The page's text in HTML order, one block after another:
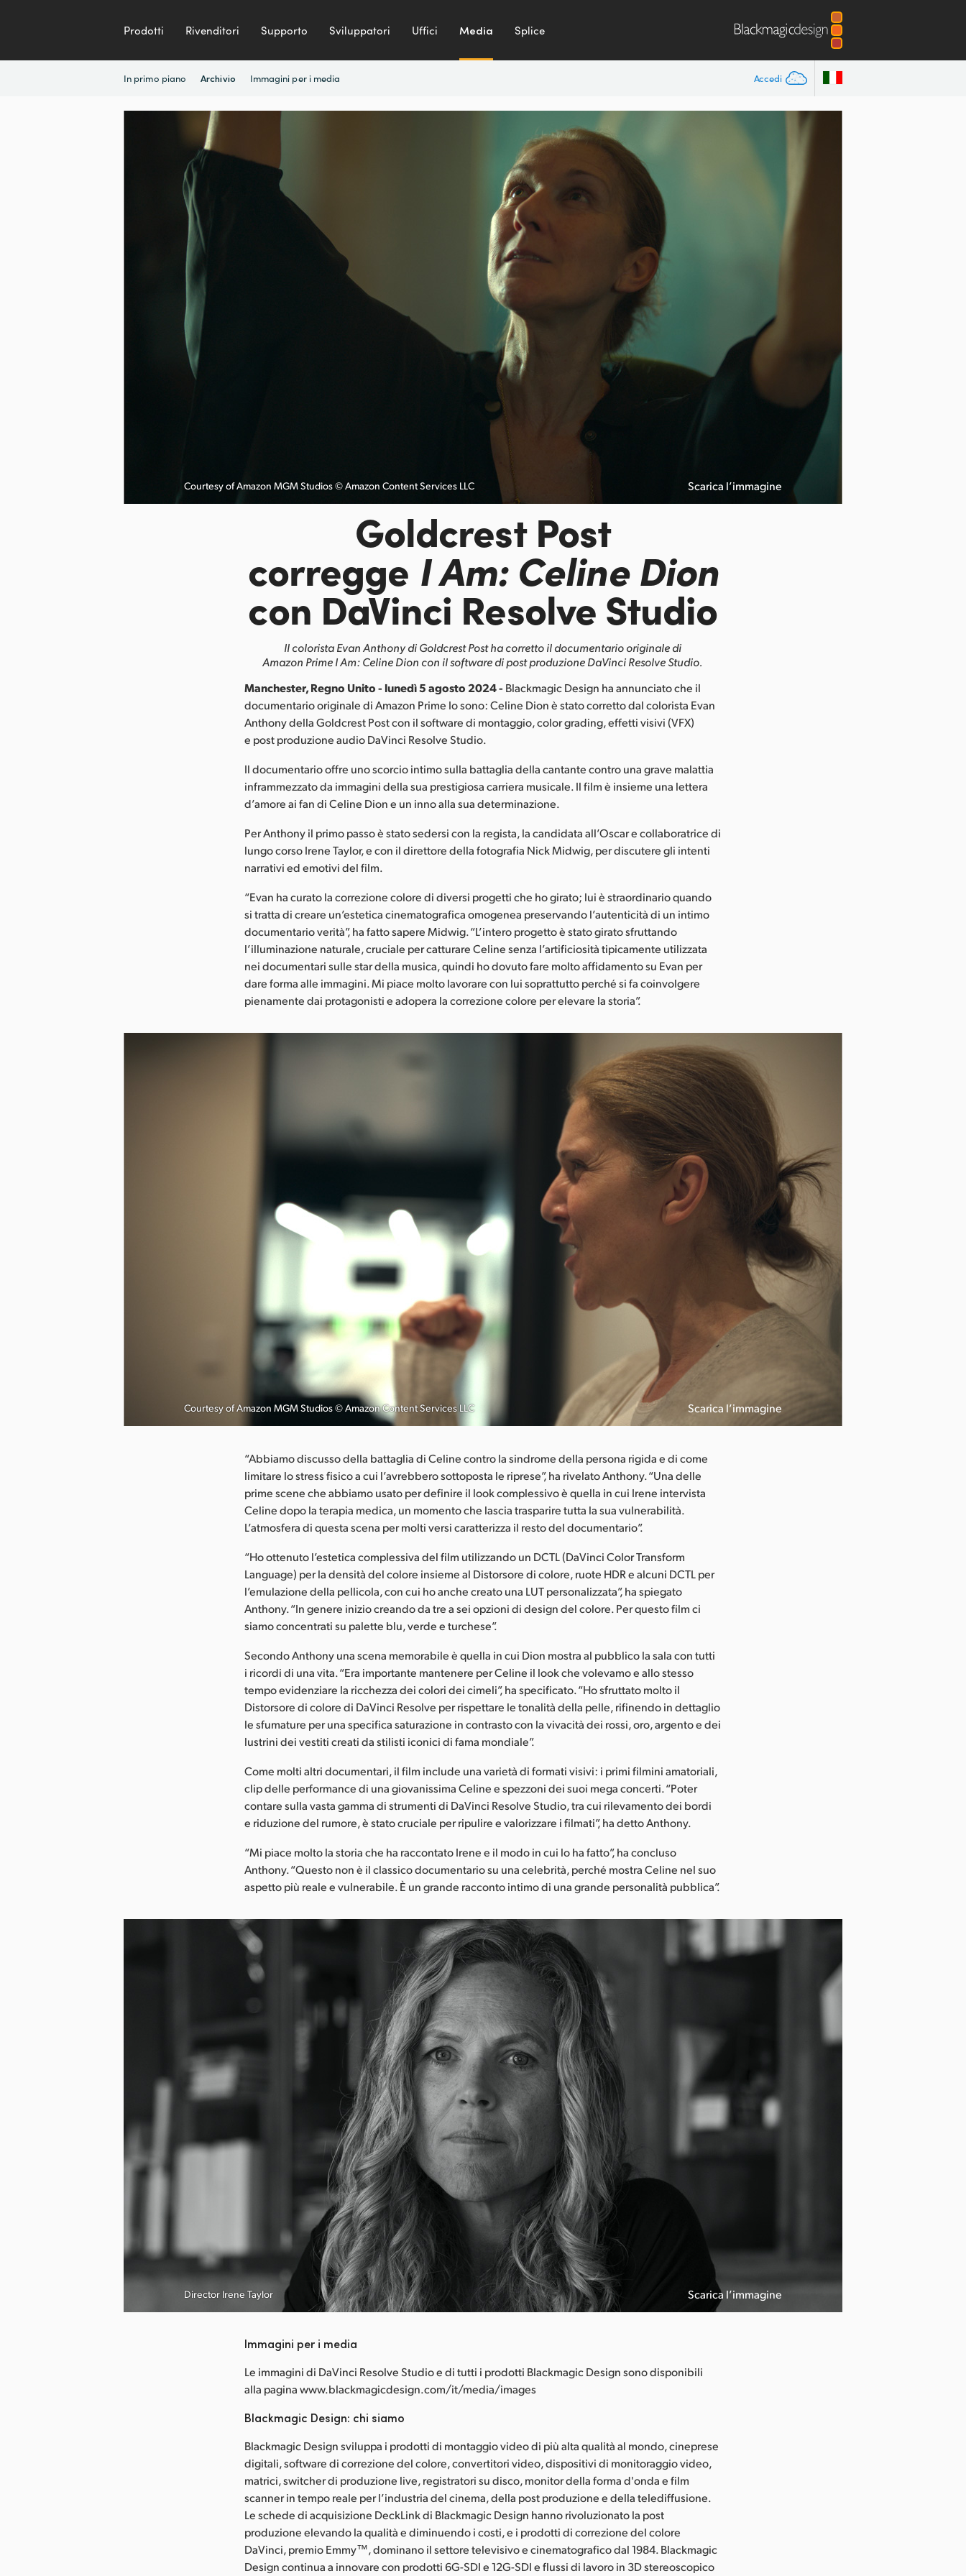
Prodotti Rivenditori Supporto Sviluppatori Uffici Media Splice
Accedi
In primo piano Archivio Immagini per i media
Courtesy of Amazon MGM Studios © Amazon Content Services LLC Scarica l’immagine
Goldcrest Post
corregge I Am: Celine Dion
con DaVinci Resolve Studio
Il colorista Evan Anthony di Goldcrest Post ha corretto il documentario originale di
Amazon Prime I Am: Celine Dion con il software di post produzione DaVinci Resolve Studio.
Manchester, Regno Unito - lunedì 5 agosto 2024 - Blackmagic Design ha annunciato che il
documentario originale di Amazon Prime Io sono: Celine Dion è stato corretto dal colorista Evan
Anthony della Goldcrest Post con il software di montaggio, color grading, effetti visivi (VFX)
e post produzione audio DaVinci Resolve Studio.
Il documentario offre uno scorcio intimo sulla battaglia della cantante contro una grave malattia
inframmezzato da immagini della sua prestigiosa carriera musicale. Il film è insieme una lettera
d’amore ai fan di Celine Dion e un inno alla sua determinazione.
Per Anthony il primo passo è stato sedersi con la regista, la candidata all’Oscar e collaboratrice di
lungo corso Irene Taylor, e con il direttore della fotografia Nick Midwig, per discutere gli intenti
narrativi ed emotivi del film.
“Evan ha curato la correzione colore di diversi progetti che ho girato; lui è straordinario quando
si tratta di creare un’estetica cinematografica omogenea preservando l’autenticità di un intimo
documentario verità”, ha fatto sapere Midwig. “L’intero progetto è stato girato sfruttando
l’illuminazione naturale, cruciale per catturare Celine senza l’artificiosità tipicamente utilizzata
nei documentari sulle star della musica, quindi ho dovuto fare molto affidamento su Evan per
dare forma alle immagini. Mi piace molto lavorare con lui soprattutto perché si fa coinvolgere
pienamente dai protagonisti e adopera la correzione colore per elevare la storia”.
Courtesy of Amazon MGM Studios © Amazon Content Services LLC Scarica l’immagine
“Abbiamo discusso della battaglia di Celine contro la sindrome della persona rigida e di come
limitare lo stress fisico a cui l’avrebbero sottoposta le riprese”, ha rivelato Anthony. “Una delle
prime scene che abbiamo usato per definire il look complessivo è quella in cui Irene intervista
Celine dopo la terapia medica, un momento che lascia trasparire tutta la sua vulnerabilità.
L’atmosfera di questa scena per molti versi caratterizza il resto del documentario”.
“Ho ottenuto l’estetica complessiva del film utilizzando un DCTL (DaVinci Color Transform
Language) per la densità del colore insieme al Distorsore di colore, ruote HDR e alcuni DCTL per
l’emulazione della pellicola, con cui ho anche creato una LUT personalizzata”, ha spiegato
Anthony. “In genere inizio creando da tre a sei opzioni di design del colore. Per questo film ci
siamo concentrati su palette blu, verde e turchese”.
Secondo Anthony una scena memorabile è quella in cui Dion mostra al pubblico la sala con tutti
i ricordi di una vita. “Era importante mantenere per Celine il look che volevamo e allo stesso
tempo evidenziare la ricchezza dei colori dei cimeli”, ha specificato. “Ho sfruttato molto il
Distorsore di colore di DaVinci Resolve per rispettare le tonalità della pelle, rifinendo in dettaglio
le sfumature per una specifica saturazione in contrasto con la vivacità dei rossi, oro, argento e dei
lustrini dei vestiti creati da stilisti iconici di fama mondiale”.
Come molti altri documentari, il film include una varietà di formati visivi: i primi filmini amatoriali,
clip delle performance di una giovanissima Celine e spezzoni dei suoi mega concerti. “Poter
contare sulla vasta gamma di strumenti di DaVinci Resolve Studio, tra cui rilevamento dei bordi
e riduzione del rumore, è stato cruciale per ripulire e valorizzare i filmati”, ha detto Anthony.
“Mi piace molto la storia che ha raccontato Irene e il modo in cui lo ha fatto”, ha concluso
Anthony. “Questo non è il classico documentario su una celebrità, perché mostra Celine nel suo
aspetto più reale e vulnerabile. È un grande racconto intimo di una grande personalità pubblica”.
Director Irene Taylor Scarica l’immagine
Immagini per i media
Le immagini di DaVinci Resolve Studio e di tutti i prodotti Blackmagic Design sono disponibili
alla pagina www.blackmagicdesign.com/it/media/images
Blackmagic Design: chi siamo
Blackmagic Design sviluppa i prodotti di montaggio video di più alta qualità al mondo, cineprese
digitali, software di correzione del colore, convertitori video, dispositivi di monitoraggio video,
matrici, switcher di produzione live, registratori su disco, monitor della forma d'onda e film
scanner in tempo reale per l’industria del cinema, della post produzione e della telediffusione.
Le schede di acquisizione DeckLink di Blackmagic Design hanno rivoluzionato la post
produzione elevando la qualità e diminuendo i costi, e i prodotti di correzione del colore
DaVinci, premio Emmy™, dominano il settore televisivo e cinematografico dal 1984. Blackmagic
Design continua a innovare con prodotti 6G-SDI e 12G-SDI e flussi di lavoro in 3D stereoscopico